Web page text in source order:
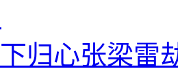
归心张梁雷